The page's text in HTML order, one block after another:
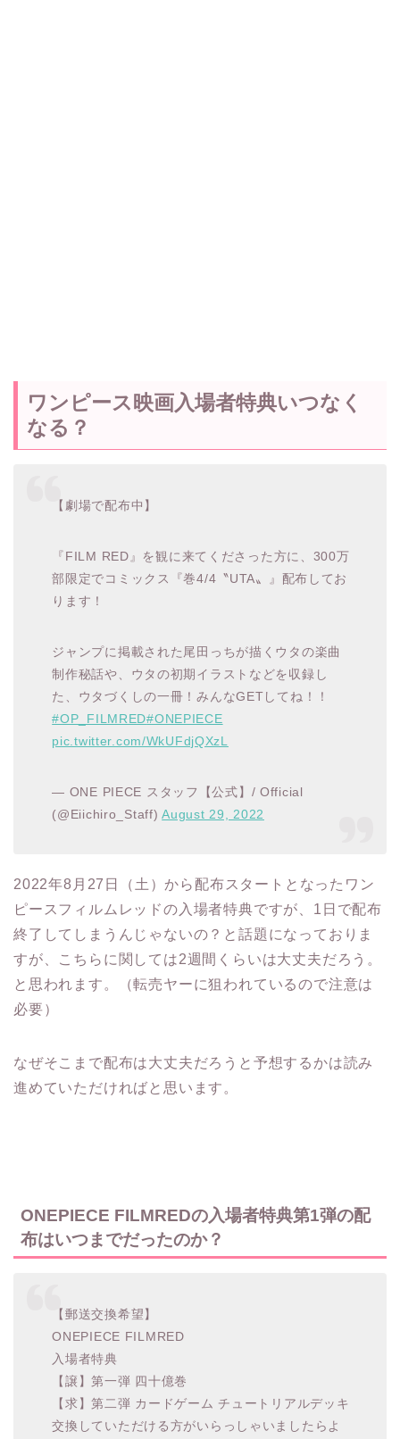
ワンピース映画入場者特典いつなく
なる？
【劇場で配布中】
『FILM RED』を観に来てくださった方に、300万
部限定でコミックス『巻4/4〝UTA〟』配布してお
ります！
ジャンプに掲載された尾田っちが描くウタの楽曲
制作秘話や、ウタの初期イラストなどを収録し
た、ウタづくしの一冊！みんなGETしてね！！
#OP_FILMRED#ONEPIECE
pic.twitter.com/WkUFdjQXzL
— ONE PIECE スタッフ【公式】/ Official
(@Eiichiro_Staff)August 29, 2022
2022年8月27日（土）から配布スタートとなったワン
ピースフィルムレッドの入場者特典ですが、1日で配布
終了してしまうんじゃないの？と話題になっておりま
すが、こちらに関しては2週間くらいは大丈夫だろう。
と思われます。（転売ヤーに狙われているので注意は
必要）
なぜそこまで配布は大丈夫だろうと予想するかは読み
進めていただければと思います。
ONEPIECE FILMREDの入場者特典第1弾の配
布はいつまでだったのか？
【郵送交換希望】
ONEPIECE FILMRED
入場者特典
【譲】第一弾 四十億巻
【求】第二弾 カードゲーム チュートリアルデッキ
交換していただける方がいらっしゃいましたらよ